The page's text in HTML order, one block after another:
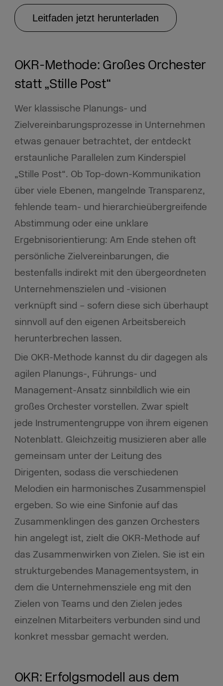
Leitfaden jetzt herunterladen
OKR-Methode: Großes Orchester
statt „Stille Post“
Wer klassische Planungs- und
Zielvereinbarungsprozesse in Unternehmen
etwas genauer betrachtet, der entdeckt
erstaunliche Parallelen zum Kinderspiel
„Stille Post“. Ob Top-down-Kommunikation
über viele Ebenen, mangelnde Transparenz,
fehlende team- und hierarchieübergreifende
Abstimmung oder eine unklare
Ergebnisorientierung: Am Ende stehen oft
persönliche Zielvereinbarungen, die
bestenfalls indirekt mit den übergeordneten
Unternehmenszielen und -visionen
verknüpft sind – sofern diese sich überhaupt
sinnvoll auf den eigenen Arbeitsbereich
herunterbrechen lassen.
Die OKR-Methode kannst du dir dagegen als
agilen Planungs-, Führungs- und
Management-Ansatz sinnbildlich wie ein
großes Orchester vorstellen. Zwar spielt
jede Instrumentengruppe von ihrem eigenen
Notenblatt. Gleichzeitig musizieren aber alle
gemeinsam unter der Leitung des
Dirigenten, sodass die verschiedenen
Melodien ein harmonisches Zusammenspiel
ergeben. So wie eine Sinfonie auf das
Zusammenklingen des ganzen Orchesters
hin angelegt ist, zielt die OKR-Methode auf
das Zusammenwirken von Zielen. Sie ist ein
strukturgebendes Managementsystem, in
dem die Unternehmensziele eng mit den
Zielen von Teams und den Zielen jedes
einzelnen Mitarbeiters verbunden sind und
konkret messbar gemacht werden.
OKR: Erfolgsmodell aus dem